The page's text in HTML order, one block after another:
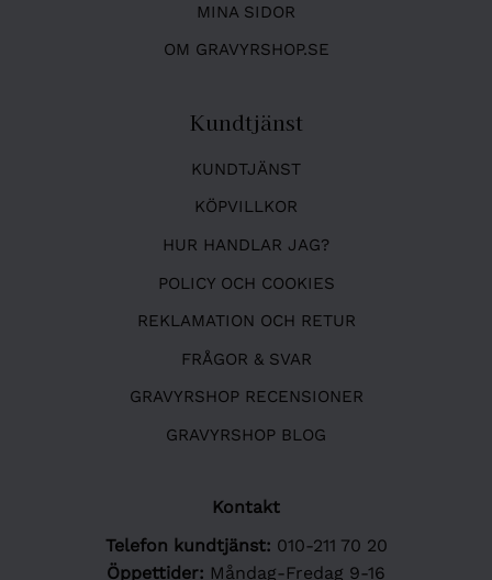
MINA SIDOR
OM GRAVYRSHOP.SE
Kundtjänst
KUNDTJÄNST
KÖPVILLKOR
HUR HANDLAR JAG?
POLICY OCH COOKIES
REKLAMATION OCH RETUR
FRÅGOR & SVAR
GRAVYRSHOP RECENSIONER
GRAVYRSHOP BLOG
Kontakt
Telefon kundtjänst: 010-211 70 20
Öppettider: Måndag-Fredag 9-16